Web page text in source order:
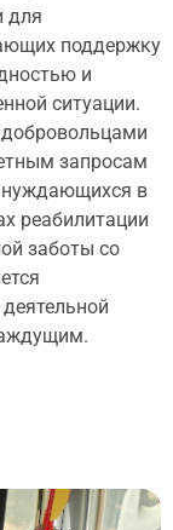
для
поддержку
и
ситуации.
запросам
нуждающихся в
реабилитации
заботы со